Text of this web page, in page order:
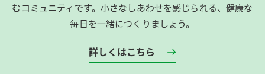
むコミュニティです。​小さなしあわせを感じられる、健康な
毎日を一緒につくりましょう。
詳しくはこちら